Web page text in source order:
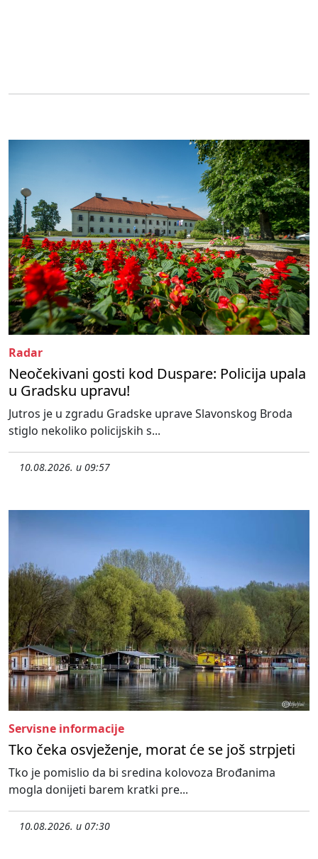
Radar
Neočekivani gosti kod Duspare: Policija upala
u Gradsku upravu!
Jutros je u zgradu Gradske uprave Slavonskog Broda
stiglo nekoliko policijskih s...
10.08.2026. u 09:57
Servisne informacije
Tko čeka osvježenje, morat će se još strpjeti
Tko je pomislio da bi sredina kolovoza Brođanima
mogla donijeti barem kratki pre...
10.08.2026. u 07:30